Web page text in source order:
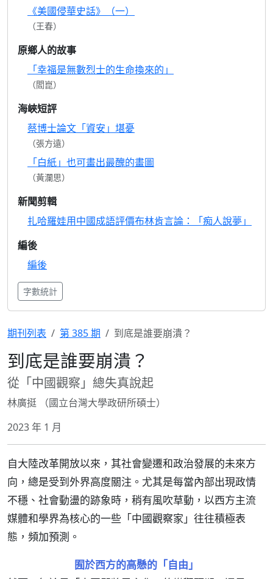
《美國侵華史話》（一）
（王春）
原鄉人的故事
「幸福是無數烈士的生命換來的」
（閻崑）
海峽短評
蔡博士論文「資安」堪憂
（張方遠）
「白紙」也可畫出最醜的畫圖
（黃瀾思）
新聞剪輯
扎哈羅娃用中國成語評價布林肯言論：「痴人說夢」
編後
編後
字數統計
期刊列表 第 385 期 到底是誰要崩潰？
到底是誰要崩潰？
從「中國觀察」總失真說起
林廣挺 （國立台灣大學政研所碩士）
2023 年 1 月
自大陸改革開放以來，其社會變遷和政治發展的未來方
向，總是受到外界高度關注。尤其是每當內部出現政情
不穩、社會動盪的跡象時，稍有風吹草動，以西方主流
媒體和學界為核心的一些「中國觀察家」往往積極表
態，頻加預測。
囿於西方的高懸的「自由」